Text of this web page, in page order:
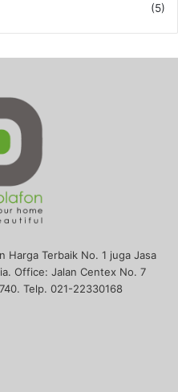
(5)
Harga Terbaik No. 1 juga Jasa
Office: Jalan Centex No. 7
Telp. 021-22330168